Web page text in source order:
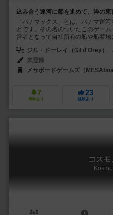
込み合う運河に船を進めて、洋の
「パナマックス」とは、パナマ運
とです。その名のついたこのゲー
営者となって自社所有の船や船着場
ジル・ドーレイ（Gil d'Orey）
未登録
メサボードゲームズ（
7
興味あり
23
経験あり
コスモ